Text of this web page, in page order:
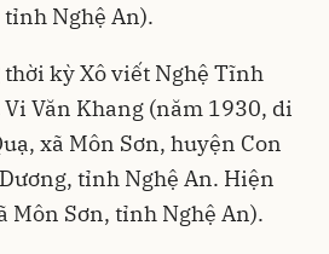
Nghệ An).
thời kỳ Xô viết Nghệ Tĩnh
Văn Khang (năm 1930, di
xã Môn Sơn, huyện Con
tỉnh Nghệ An. Hiện
Môn Sơn, tỉnh Nghệ An).